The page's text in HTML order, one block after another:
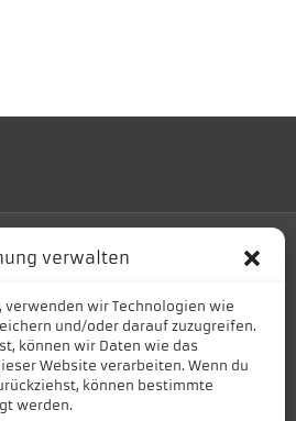
verwalten
wir Technologien wie
und/oder darauf zuzugreifen.
können wir Daten wie das
Website verarbeiten. Wenn du
können bestimmte
werden.